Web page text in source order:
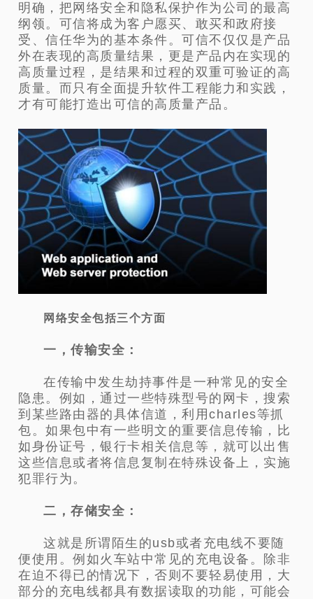
明确，把网络安全和隐私保护作为公司的最高
纲领。可信将成为客户愿买、敢买和政府接
受、信任华为的基本条件。可信不仅仅是产品
外在表现的高质量结果，更是产品内在实现的
高质量过程，是结果和过程的双重可验证的高
质量。而只有全面提升软件工程能力和实践，
才有可能打造出可信的高质量产品。
网络安全包括三个方面
一，传输安全：
在传输中发生劫持事件是一种常见的安全
隐患。例如，通过一些特殊型号的网卡，搜索
到某些路由器的具体信道，利用charles等抓
包。如果包中有一些明文的重要信息传输，比
如身份证号，银行卡相关信息等，就可以出售
这些信息或者将信息复制在特殊设备上，实施
犯罪行为。
二，存储安全：
这就是所谓陌生的usb或者充电线不要随
便使用。例如火车站中常见的充电设备。除非
在迫不得已的情况下，否则不要轻易使用，大
部分的充电线都具有数据读取的功能，可能会